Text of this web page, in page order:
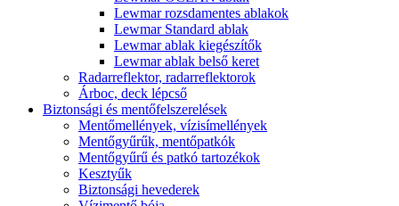
Lewmar rozsdamentes ablakok
Lewmar Standard ablak
Lewmar ablak kiegészítők
Lewmar ablak belső keret
Radarreflektor, radarreflektorok
Árboc, deck lépcső
Biztonsági és mentőfelszerelések
Mentőmellények, vízisímellények
Mentőgyűrűk, mentőpatkók
Mentőgyűrű és patkó tartozékok
Kesztyűk
Biztonsági hevederek